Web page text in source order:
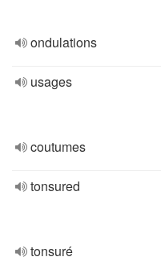
ondulations
usages
coutumes
tonsured
tonsuré